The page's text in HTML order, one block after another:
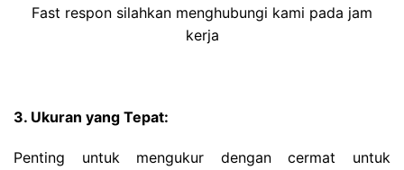
Fast respon silahkan menghubungi kami pada jam
kerja
3. Ukuran yang Tepat:
Penting untuk mengukur dengan cermat untuk